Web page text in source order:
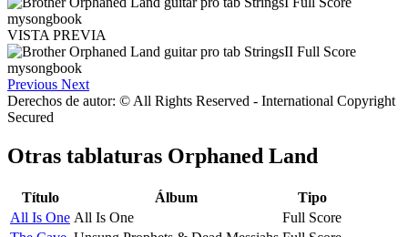
VISTA PREVIA
Previous Next
Derechos de autor: © All Rights Reserved - International Copyright
Secured
Otras tablaturas Orphaned Land
Título Álbum
Tipo
All Is One All Is One
Full Score